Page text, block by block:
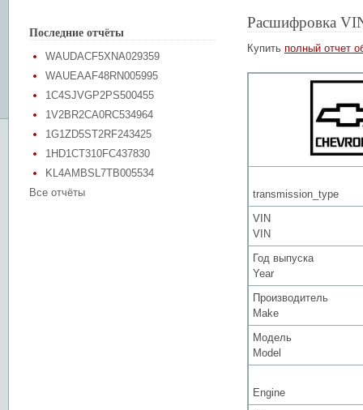
Последние отчёты
WAUDACF5XNA029359
WAUEAAF48RN005995
1C4SJVGP2PS500455
1V2BR2CA0RC534964
1G1ZD5ST2RF243425
1HD1CT310FC437830
KL4AMBSL7TB005534
Все отчёты
Расшифровка
Купить полный отчет
transmission_type
VIN
VIN
Год выпуска
Year
Производитель
Make
Модель
Model
Engine